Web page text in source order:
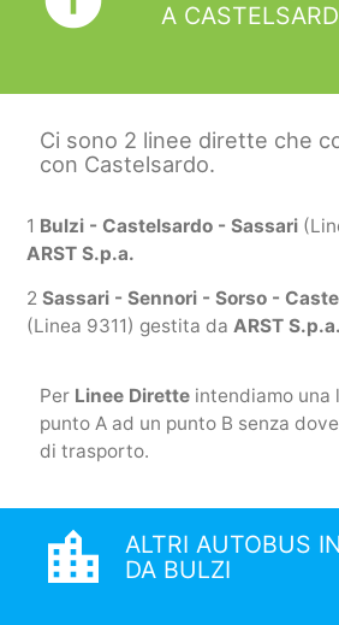
A
Ci sono 2 linee dirette che
con Castelsardo.
1 Bulzi - Castelsardo - Sassari
ARST S.p.a.
2 Sassari - Sennori - Sorso -
(Linea 9311) gestita daARST S.p.a.
Per Linee Diretteintendiamo una
punto A ad un punto B senza
di trasporto.
location_city
ALTRI AUTOBUS
DA BULZI